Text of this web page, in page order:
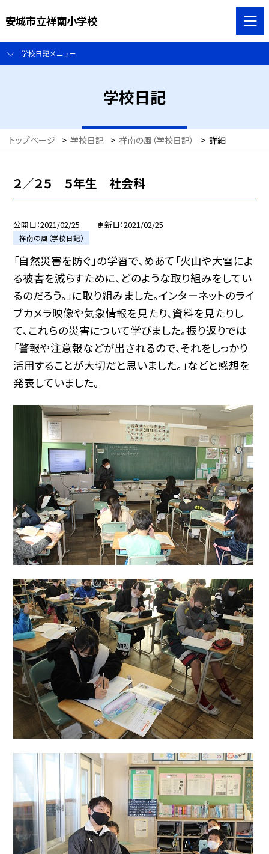
安城市立祥南小学校
学校日記メニュー
学校日記
トップページ > 学校日記 > 祥南の風（学校日記） > 詳細
２／２５ ５年生 社会科
公開日 2021/02/25 更新日 2021/02/25
祥南の風（学校日記）
「自然災害を防ぐ」の学習で、めあて「火山や大雪によ
る被害を減らすために、どのような取り組みをしてい
るのだろう。」に取り組みました。インターネットのライ
ブカメラ映像や気象情報を見たり、資料を見たりし
て、これらの災害について学びました。振り返りでは
「警報や注意報などが出されるので、それをしっかり
活用することが大切だと思いました。」などと感想を
発表していました。